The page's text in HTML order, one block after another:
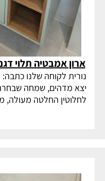
ארון אמבטיה תלוי
נורית לקוחה שלנו כתבה:
יצא מדהים, שמחה
לחלוטין החלטה